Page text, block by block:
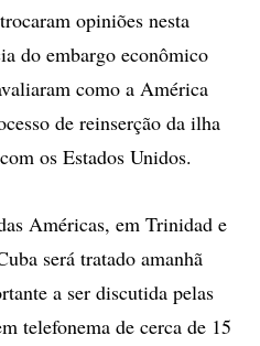
opiniões nesta
do embargo econômico
como a América
de reinserção da ilha
os Estados Unidos.
Américas, em Trinidad e
será tratado amanhã
a ser discutida pelas
telefonema de cerca de 15